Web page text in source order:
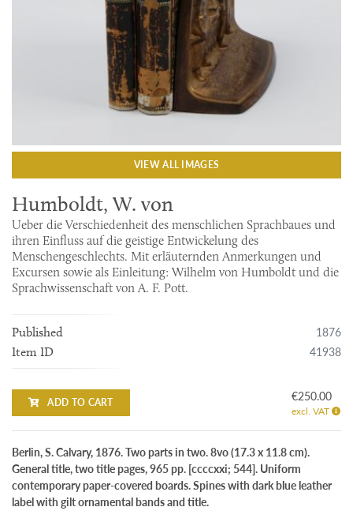
VIEW ALL IMAGES
Humboldt, W. von
Ueber die Verschiedenheit des menschlichen Sprachbaues und
ihren Einfluss auf die geistige Entwickelung des
Menschengeschlechts. Mit erläuternden Anmerkungen und
Excursen sowie als Einleitung: Wilhelm von Humboldt und die
Sprachwissenschaft von A. F. Pott.
Published 1876
Item ID 41938
ADD TO CART €250.00
excl. VAT
Berlin, S. Calvary, 1876. Two parts in two. 8vo (17.3 x 11.8 cm).
General title, two title pages, 965 pp. [ccccxxi; 544]. Uniform
contemporary paper-covered boards. Spines with dark blue leather
label with gilt ornamental bands and title.